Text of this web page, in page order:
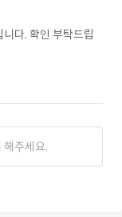
다. 확인 부탁드립
해주세요.